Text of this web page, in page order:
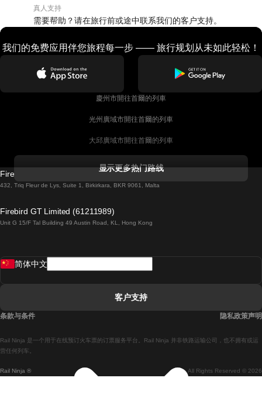
真人支持
需要帮助？请在旅行前或途中联系我们的客户支持。
我们的免费应用伴您旅程每一步 —— 旅行规划从未如此轻松！
慶州市開往首爾的列車
光州廣域市開往首爾的列車
大邱廣域市開往首爾的列車
都柏林開往戈尔韦的列車
羅馬開往拿坡里的列車
馬德里開往巴塞罗那的列車
显示更多热门路线
Firebird GT Limited (OC 1451)
432, Triq Fleur de Lys, Suite 1, Birkirkara, BKR 9061, Malta
Firebird GT Limited (61211989)
Unit G 15/F Tal Building 49 Austin Road, KL, Hong Kong
Rail Ninja ® All Rights Reserved © 2026
Rail Ninja 是一个用于在线预订火车票的订票服务平台。Rail Ninja 并非铁路运输公司，也不拥有或运
营任何列车。
简体中文
客户支持
条款与条件 隐私政策声明